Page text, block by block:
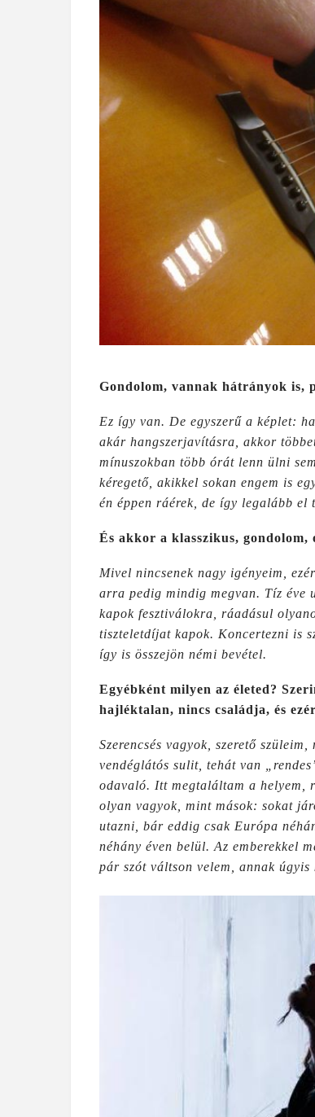
Gondolom, vannak hátrányok is,
Ez így van. De egyszerű a képlet:
akár hangszerjavításra, akkor
mínuszokban több órát lenn ülni
kéregető, akikkel sokan engem is
én éppen ráérek, de így legalább
És akkor a klasszikus, gondolom,
Mivel nincsenek nagy igényeim,
arra pedig mindig megvan. Tíz éve
kapok fesztiválokra, ráadásul
tiszteletdíjat kapok. Koncertezni is
így is összejön némi bevétel.
Egyébként milyen az életed?
hajléktalan, nincs családja, és
Szerencsés vagyok, szerető
vendéglátós sulit, tehát van
odavaló. Itt megtaláltam a helyem,
olyan vagyok, mint mások: sokat
utazni, bár eddig csak Európa
néhány éven belül. Az emberekkel
pár szót váltson velem, annak